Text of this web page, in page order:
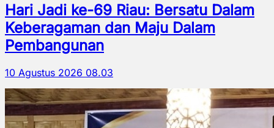
Hari Jadi ke-69 Riau: Bersatu Dalam
Keberagaman dan Maju Dalam
Pembangunan
10 Agustus 2026 08.03